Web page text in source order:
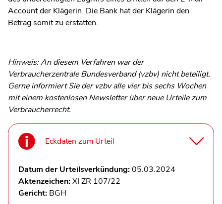
Account der Klägerin. Die Bank hat der Klägerin den
Betrag somit zu erstatten.
Hinweis: An diesem Verfahren war der
Verbraucherzentrale Bundesverband (vzbv) nicht beteiligt.
Gerne informiert Sie der vzbv alle vier bis sechs Wochen
mit einem kostenlosen Newsletter über neue Urteile zum
Verbraucherrecht.
Eckdaten zum Urteil
Datum der Urteilsverkündung:05.03.2024
Aktenzeichen:XI ZR 107/22
Gericht: BGH